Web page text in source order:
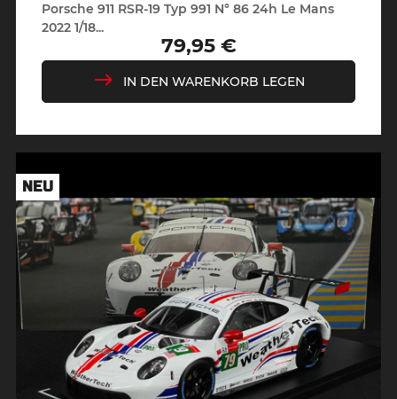
Porsche 911 RSR-19 Typ 991 N° 86 24h Le Mans
2022 1/18...
Preis
79,95 €
IN DEN WARENKORB LEGEN
NEU